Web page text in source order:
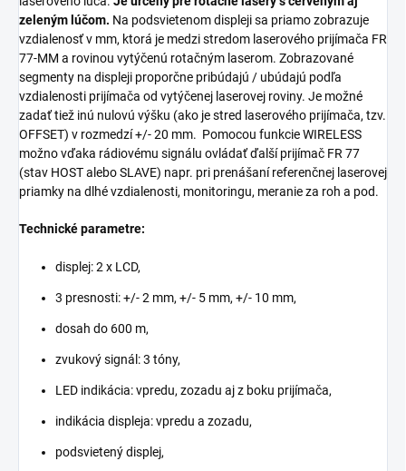
zeleným lúčom. Na podsvietenom displeji sa priamo zobrazuje
vzdialenosť v mm, ktorá je medzi stredom laserového prijímača FR
77-MM a rovinou vytýčenú rotačným laserom. Zobrazované
segmenty na displeji proporčne pribúdajú / ubúdajú podľa
vzdialenosti prijímača od vytýčenej laserovej roviny. Je možné
zadať tiež inú nulovú výšku (ako je stred laserového prijímača, tzv.
OFFSET) v rozmedzí +/- 20 mm. Pomocou funkcie WIRELESS
možno vďaka rádiovému signálu ovládať ďalší prijímač FR 77
(stav HOST alebo SLAVE) napr. pri prenášaní referenčnej laserovej
priamky na dlhé vzdialenosti, monitoringu, meranie za roh a pod.
Technické parametre:
displej: 2 x LCD,
3 presnosti: +/- 2 mm, +/- 5 mm, +/- 10 mm,
dosah do 600 m,
zvukový signál: 3 tóny,
LED indikácia: vpredu, zozadu aj z boku prijímača,
indikácia displeja: vpredu a zozadu,
podsvietený displej,